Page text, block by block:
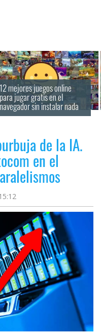
12 mejores juegos online
para jugar gratis en el
navegador sin instalar nada
de la IA.
en el